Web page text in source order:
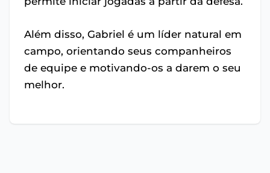
Além disso, Gabriel é um líder natural em
campo, orientando seus companheiros
de equipe e motivando-os a darem o seu
melhor.